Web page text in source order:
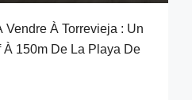
Vendre À Torrevieja : Un
150m De La Playa De